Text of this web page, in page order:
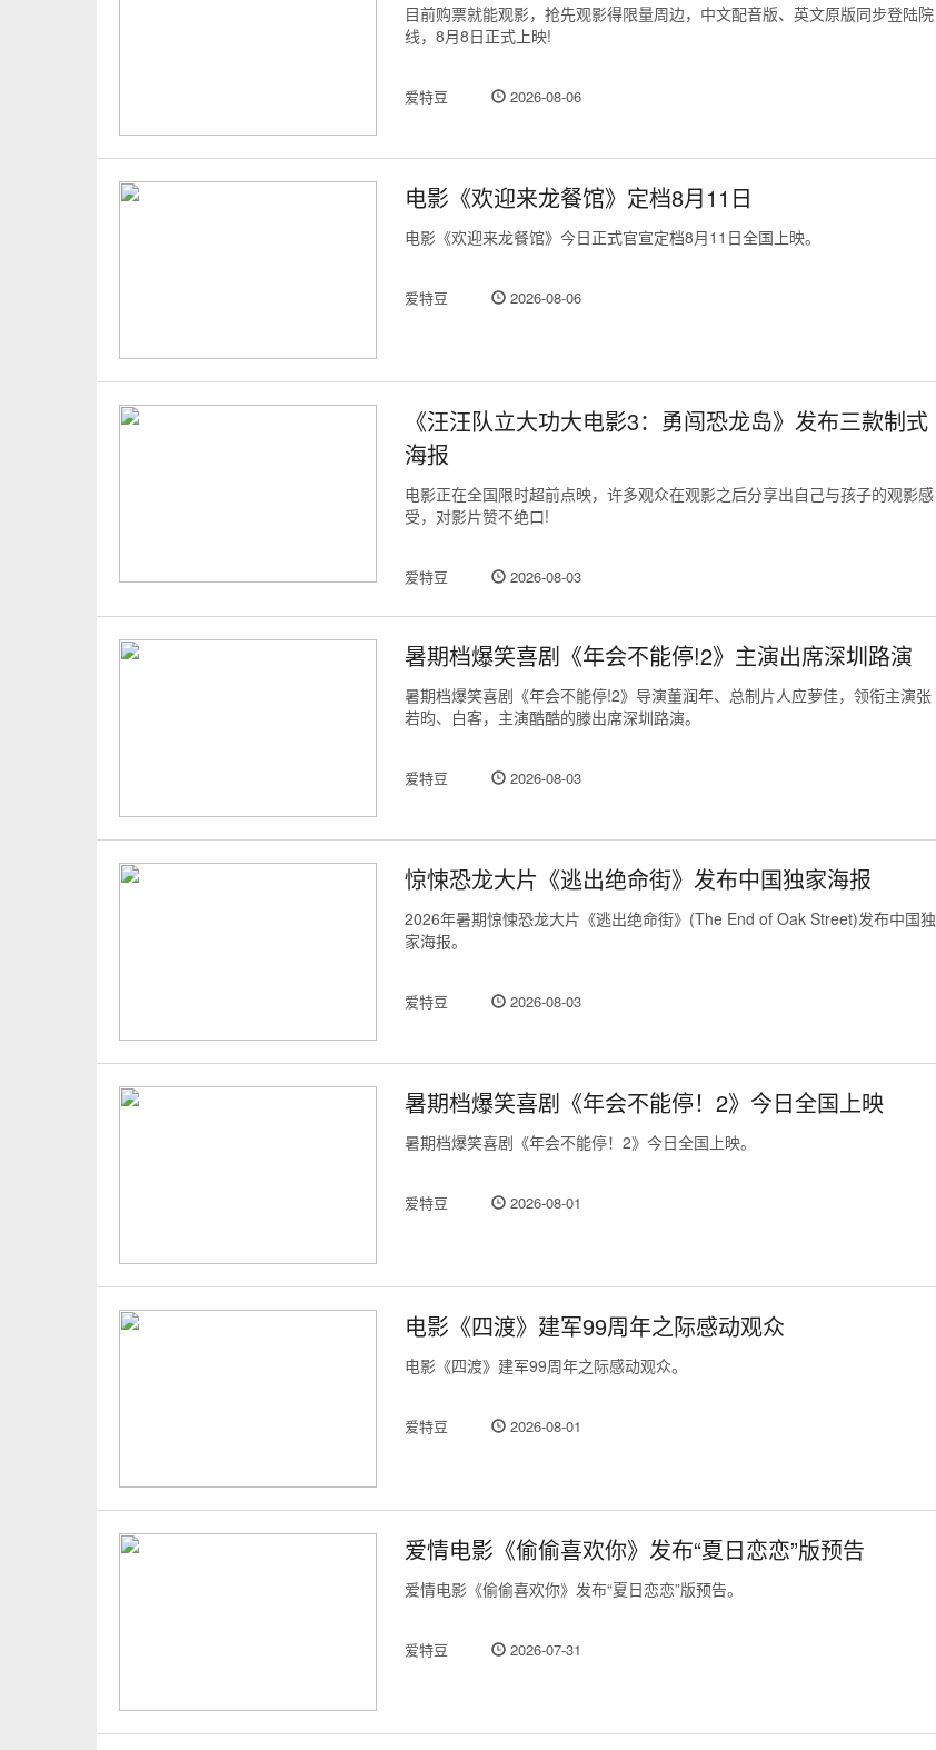
目前购票就能观影，抢先观影得限量周边，中文配音版、英文原版同步登陆院
线，8月8日正式上映!
爱特豆 2026-08-06
电影《欢迎来龙餐馆》定档8月11日
电影《欢迎来龙餐馆》今日正式官宣定档8月11日全国上映。
爱特豆 2026-08-06
《汪汪队立大功大电影3：勇闯恐龙岛》发布三款制式
海报
电影正在全国限时超前点映，许多观众在观影之后分享出自己与孩子的观影感
受，对影片赞不绝口!
爱特豆 2026-08-03
暑期档爆笑喜剧《年会不能停!2》主演出席深圳路演
暑期档爆笑喜剧《年会不能停!2》导演董润年、总制片人应萝佳，领衔主演张
若昀、白客，主演酷酷的滕出席深圳路演。
爱特豆 2026-08-03
惊悚恐龙大片《逃出绝命街》发布中国独家海报
2026年暑期惊悚恐龙大片《逃出绝命街》(The End of Oak Street)发布中国独
家海报。
爱特豆 2026-08-03
暑期档爆笑喜剧《年会不能停！2》今日全国上映
暑期档爆笑喜剧《年会不能停！2》今日全国上映。
爱特豆 2026-08-01
电影《四渡》建军99周年之际感动观众
电影《四渡》建军99周年之际感动观众。
爱特豆 2026-08-01
爱情电影《偷偷喜欢你》发布“夏日恋恋”版预告
爱情电影《偷偷喜欢你》发布“夏日恋恋”版预告。
爱特豆 2026-07-31